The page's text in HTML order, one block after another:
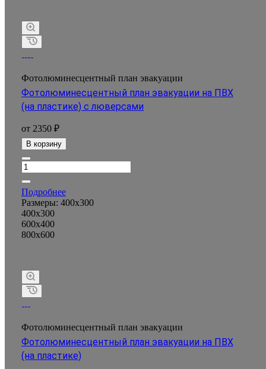
Фотолюминесцентный план эвакуации
Фотолюминесцентный план эвакуации на ПВХ
(на пластике) с люверсами
от 2350 ₽
В корзину
Подробнее
Размеры: 400x300
400x300
600x400
800x600
Фотолюминесцентный план эвакуации
Фотолюминесцентный план эвакуации на ПВХ
(на пластике)